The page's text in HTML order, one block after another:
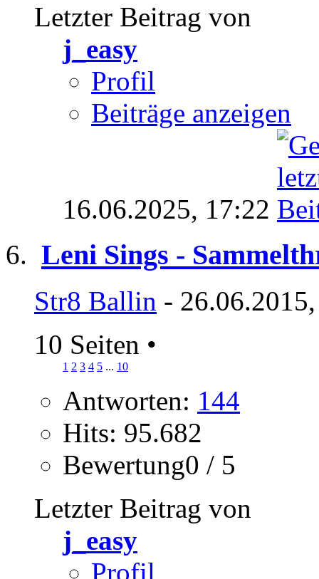
Letzter Beitrag von
j_easy
Profil
Beiträge anzeigen
16.06.2025, 17:22
Leni Sings -
Str8 Ballin -
10 Seiten •
1 2 3 4 5 ... 10
Antworten: 144
Hits: 95.682
Bewertung0 / 5
Letzter Beitrag von
j_easy
Profil